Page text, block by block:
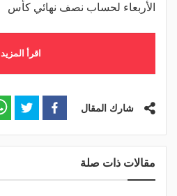
الأربعاء لحساب نصف نهائي كأس
اقرأ المزيد
شارك المقال
مقالات ذات صلة